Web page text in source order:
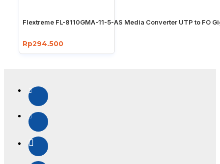
Flextreme FL-8110GMA-11-5-AS Media Converter UTP to FO
Rp294.500